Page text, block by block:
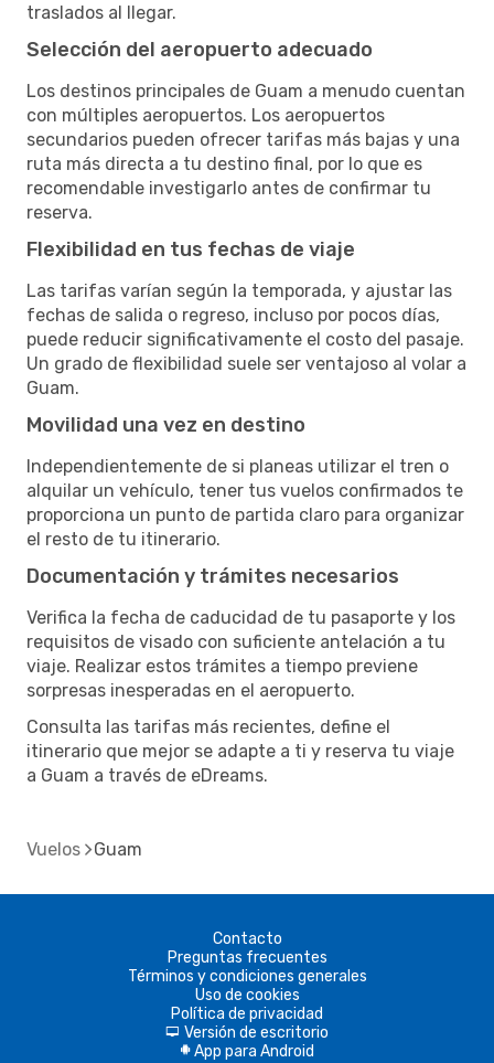
traslados al llegar.
Selección del aeropuerto adecuado
Los destinos principales de Guam a menudo cuentan
con múltiples aeropuertos. Los aeropuertos
secundarios pueden ofrecer tarifas más bajas y una
ruta más directa a tu destino final, por lo que es
recomendable investigarlo antes de confirmar tu
reserva.
Flexibilidad en tus fechas de viaje
Las tarifas varían según la temporada, y ajustar las
fechas de salida o regreso, incluso por pocos días,
puede reducir significativamente el costo del pasaje.
Un grado de flexibilidad suele ser ventajoso al volar a
Guam.
Movilidad una vez en destino
Independientemente de si planeas utilizar el tren o
alquilar un vehículo, tener tus vuelos confirmados te
proporciona un punto de partida claro para organizar
el resto de tu itinerario.
Documentación y trámites necesarios
Verifica la fecha de caducidad de tu pasaporte y los
requisitos de visado con suficiente antelación a tu
viaje. Realizar estos trámites a tiempo previene
sorpresas inesperadas en el aeropuerto.
Consulta las tarifas más recientes, define el
itinerario que mejor se adapte a ti y reserva tu viaje
a Guam a través de eDreams.
Vuelos Guam
Contacto
Preguntas frecuentes
Términos y condiciones generales
Uso de cookies
Política de privacidad
d Versión de escritorio
A App para Android